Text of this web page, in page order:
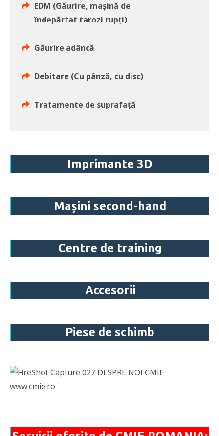
EDM (Găurire, mașină de
îndepărtat tarozi rupți)
Găurire adâncă
Debitare (Cu pânză, cu disc)
Tratamente de suprafață
Imprimante 3D
Mașini second-hand
Centre de training
Accesorii
Piese de schimb